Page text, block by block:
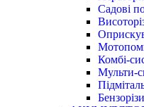
Садові
Комбі-
Мульти-